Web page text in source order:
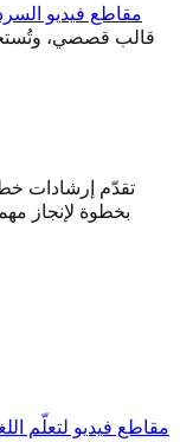
مقاطع فيديو السرد
قالب قصصي،
تقدّم إرشادات
بخطوة لإنجاز
مقاطع فيديو لتعلّم